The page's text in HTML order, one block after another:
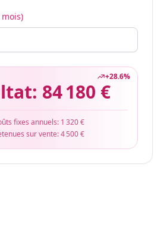
+28.6%
84 180 €
fixes annuels: 1 320 €
sur vente:4 500 €